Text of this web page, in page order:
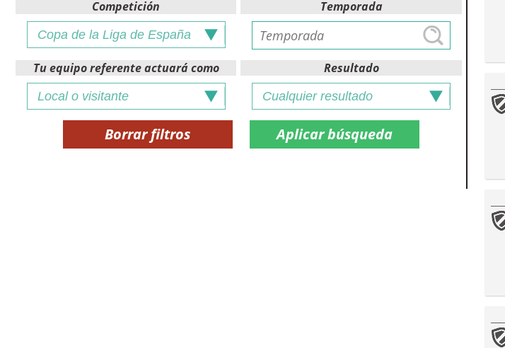
Competición Temporada
Tu equipo referente actuará como Resultado
Borrar filtros